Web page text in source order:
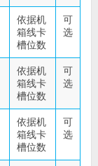
依据机
箱线卡
槽位数
可
选
依据机
箱线卡
槽位数
可
选
依据机
箱线卡
槽位数
可
选